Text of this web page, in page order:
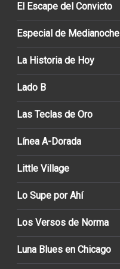
El Escape del Convicto
Especial de Medianoche
La Historia de Hoy
Lado B
Las Teclas de Oro
Línea A-Dorada
Little Village
Lo Supe por Ahí
Los Versos de Norma
Luna Blues en Chicago